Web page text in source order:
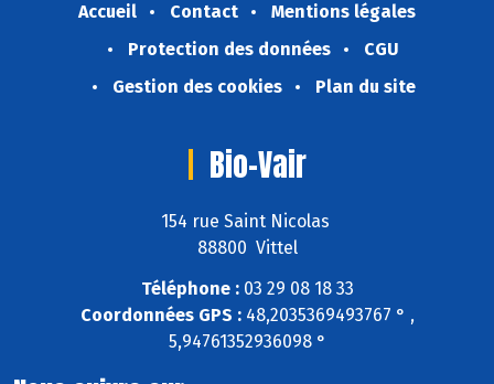
Accueil Contact
Mentions légales
Protection des données
CGU
Gestion des cookies
Plan du site
Bio-Vair
154 rue Saint Nicolas
88800 Vittel
Téléphone :03 29 08 18 33
Coordonnées GPS :48,2035369493767 ° ,
5,94761352936098 °